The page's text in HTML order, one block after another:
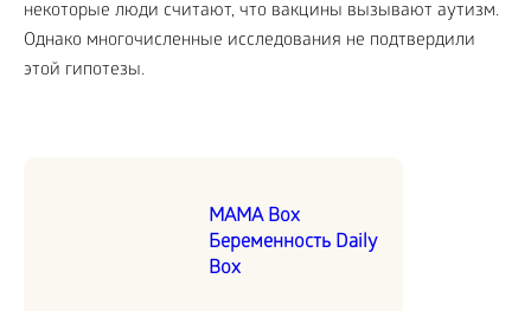
некоторые люди считают, что вакцины вызывают аутизм.
Однако многочисленные исследования не подтвердили
этой гипотезы.
MAMA Box
Беременность Daily
Box